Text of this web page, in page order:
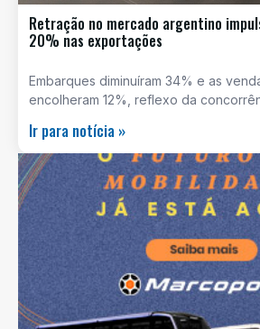
Retração no mercado argentino
20% nas exportações
Embarques diminuíram 34% e as
encolheram 12%, reflexo da
Ir para notícia »